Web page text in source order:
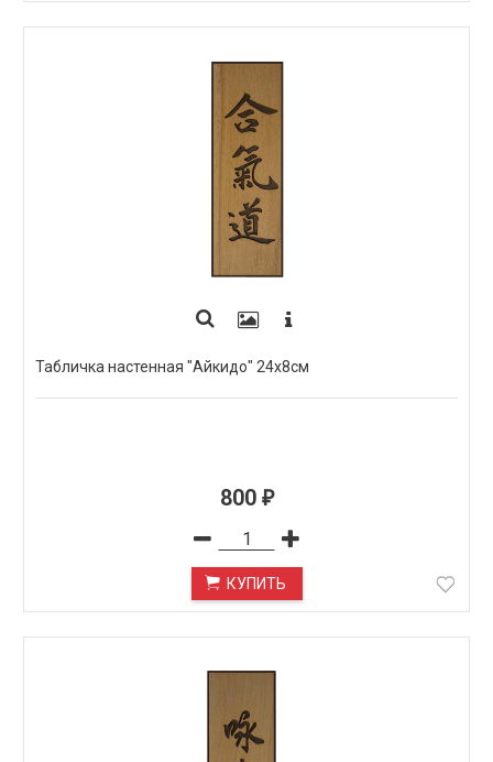
Табличка настенная "Айкидо" 24х8см
800 ₽
КУПИТЬ